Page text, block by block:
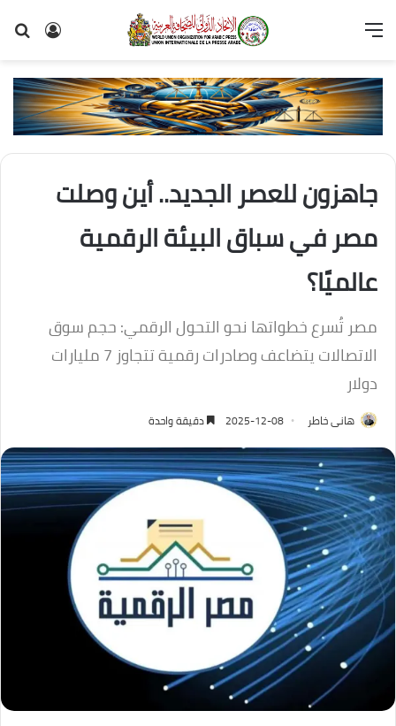
تسجيل
القائمة
جاهزون للعصر الجديد.. أين وصلت
مصر في سباق البيئة الرقمية
عالميًا؟
مصر تُسرع خطواتها نحو التحول الرقمي: حجم سوق
الاتصالات يتضاعف وصادرات رقمية تتجاوز 7 مليارات
دولار
هانى خاطر 2025-12-08 دقيقة واحدة